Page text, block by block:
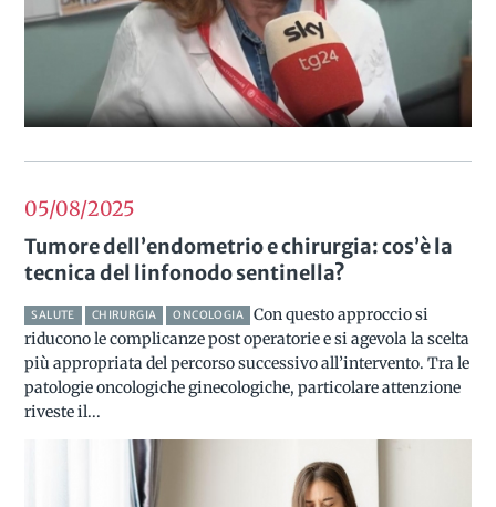
05/082025
Tumore dell’endometrio e chirurgia: cos’è la
tecnica del linfonodo sentinella?
SALUTE CHIRURGIA ONCOLOGIA
Con questo approccio si
riducono le complicanze post operatorie e si agevola la scelta
più appropriata del percorso successivo all’intervento. Tra le
patologie oncologiche ginecologiche, particolare attenzione
riveste il...